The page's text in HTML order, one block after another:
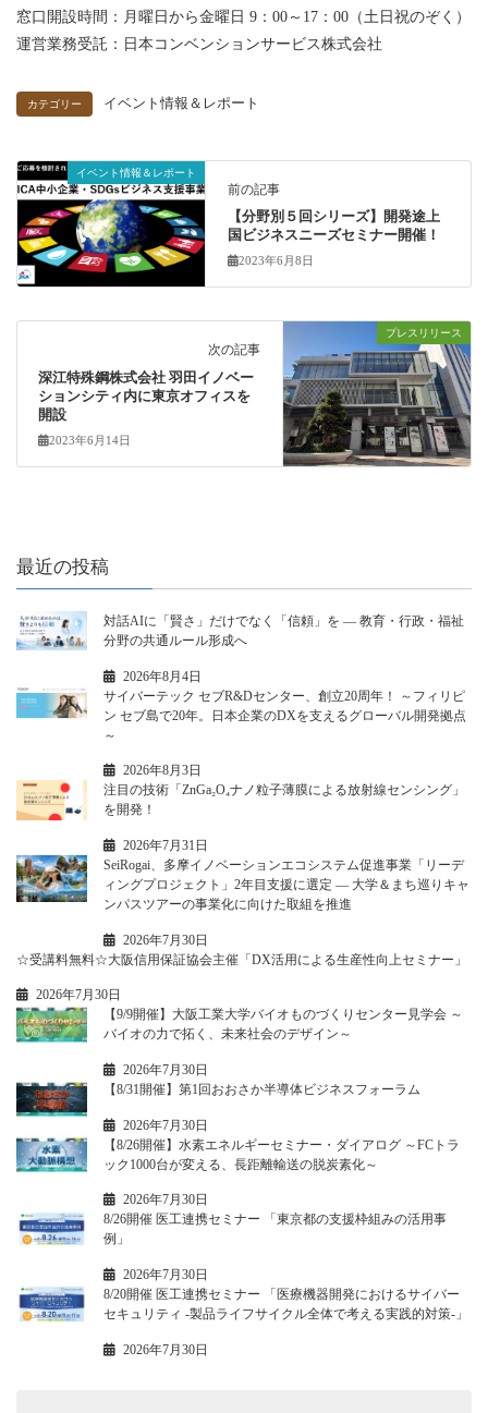
窓口開設時間：月曜日から金曜日 9：00～17：00（土日祝のぞく）
運営業務受託：日本コンベンションサービス株式会社
カテゴリー イベント情報＆レポート
イベント情報＆レポート
前の記事
【分野別５回シリーズ】開発途上
国ビジネスニーズセミナー開催！
2023年6月8日
プレスリリース
次の記事
深江特殊鋼株式会社 羽田イノベー
ションシティ内に東京オフィスを
開設
2023年6月14日
最近の投稿
対話AIに「賢さ」だけでなく「信頼」を ― 教育・行政・福祉
分野の共通ルール形成へ
2026年8月4日
サイバーテック セブR&Dセンター、創立20周年！ ～フィリピ
ン セブ島で20年。日本企業のDXを支えるグローバル開発拠点
～
2026年8月3日
注目の技術「ZnGa₂O₄ナノ粒子薄膜による放射線センシング」
を開発！
2026年7月31日
SeiRogai、多摩イノベーションエコシステム促進事業「リーデ
ィングプロジェクト」2年目支援に選定 ― 大学＆まち巡りキャ
ンパスツアーの事業化に向けた取組を推進
2026年7月30日
☆受講料無料☆大阪信用保証協会主催「DX活用による生産性向上セミナー」
2026年7月30日
【9/9開催】大阪工業大学バイオものづくりセンター見学会 ～
バイオの力で拓く、未来社会のデザイン～
2026年7月30日
【8/31開催】第1回おおさか半導体ビジネスフォーラム
2026年7月30日
【8/26開催】水素エネルギーセミナー・ダイアログ ～FCトラ
ック1000台が変える、長距離輸送の脱炭素化～
2026年7月30日
8/26開催 医工連携セミナー 「東京都の支援枠組みの活用事
例」
2026年7月30日
8/20開催 医工連携セミナー 「医療機器開発におけるサイバー
セキュリティ -製品ライフサイクル全体で考える実践的対策-」
2026年7月30日